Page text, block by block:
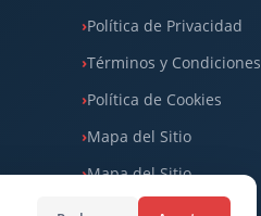
Política de Privacidad
Términos y Condiciones
Política de Cookies
Mapa del Sitio
Mapa del Sitio